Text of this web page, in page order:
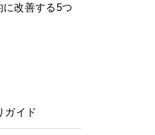
に改善する5つ
ガイド